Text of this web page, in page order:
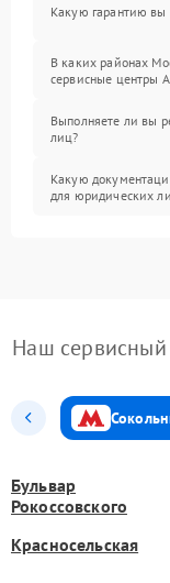
Какую гарантию вы
В каких районах
сервисные центры
Выполняете ли вы
лиц?
Какую
для юридических
Наш
Бульвар
Рокоссовского
Красносельская